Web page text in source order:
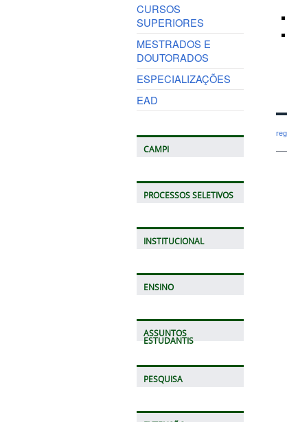
CURSOS
SUPERIORES
MESTRADOS E
DOUTORADOS
ESPECIALIZAÇÕES
EAD
CAMPI
PROCESSOS SELETIVOS
INSTITUCIONAL
ENSINO
ASSUNTOS
ESTUDANTIS
PESQUISA